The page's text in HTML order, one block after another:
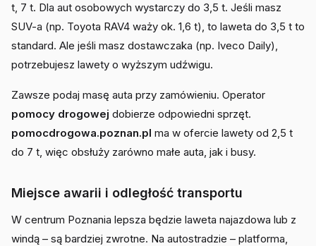
t, 7 t. Dla aut osobowych wystarczy do 3,5 t. Jeśli masz
SUV-a (np. Toyota RAV4 waży ok. 1,6 t), to laweta do 3,5 t to
standard. Ale jeśli masz dostawczaka (np. Iveco Daily),
potrzebujesz lawety o wyższym udźwigu.
Zawsze podaj masę auta przy zamówieniu. Operator
pomocy drogowej dobierze odpowiedni sprzęt.
pomocdrogowa.poznan.pl ma w ofercie lawety od 2,5 t
do 7 t, więc obsłuży zarówno małe auta, jak i busy.
Miejsce awarii i odległość transportu
W centrum Poznania lepsza będzie laweta najazdowa lub z
windą – są bardziej zwrotne. Na autostradzie – platforma,